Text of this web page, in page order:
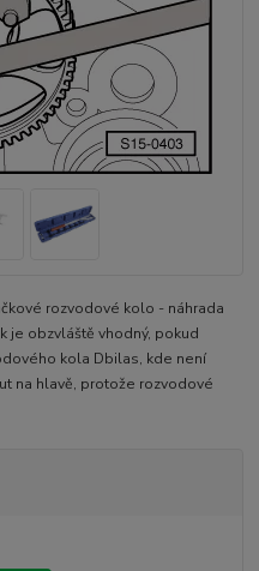
rozvodové kolo - náhrada
je obzvláště vhodný, pokud
kola Dbilas, kde není
na hlavě, protože rozvodové